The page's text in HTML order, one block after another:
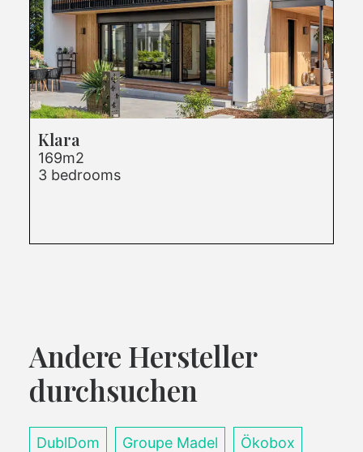
Klara
169m2
3 bedrooms
Andere Hersteller
durchsuchen
DublDom Groupe Madel Ökobox